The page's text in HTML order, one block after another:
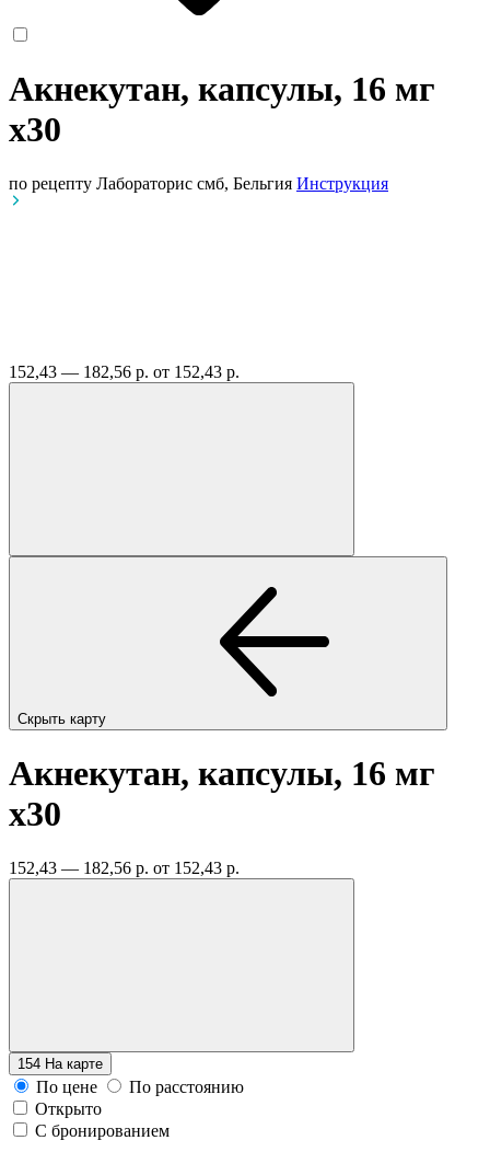
Акнекутан, капсулы, 16 мг
x30
по рецепту Лабораторис смб, Бельгия Инструкция
152,43 — 182,56 р. от 152,43 р.
Скрыть карту
Акнекутан, капсулы, 16 мг
x30
152,43 — 182,56 р. от 152,43 р.
154 На карте
По цене
По расстоянию
Открыто
С бронированием